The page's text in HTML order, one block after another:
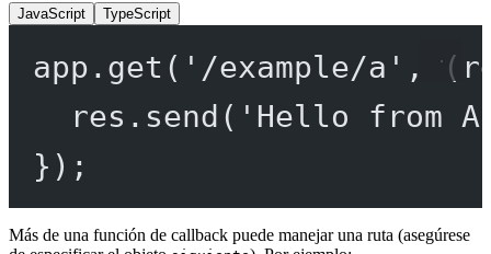
JavaScript TypeScript
app. get ( '/example/a' , (
res. send ( 'Hello from
});
Más de una función de callback puede manejar una ruta (asegúrese